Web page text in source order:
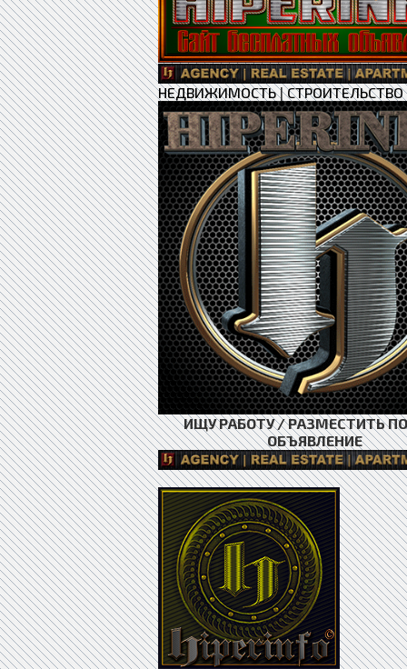
НЕДВИЖИМОСТЬ|СТРОИТЕЛЬСТВО
ИЩУ РАБОТУ / РАЗМЕСТИТЬ
ОБЪЯВЛЕНИЕ